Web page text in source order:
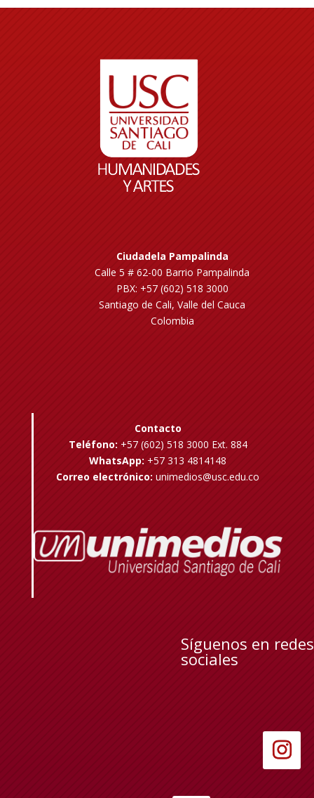
Ciudadela Pampalinda
Calle 5 # 62-00 Barrio Pampalinda
PBX: +57 (602) 518 3000
Santiago de Cali, Valle del Cauca
Colombia
Contacto
Teléfono: +57 (602) 518 3000 Ext. 884
WhatsApp: +57 313 4814148
Correo electrónico: unimedios@usc.edu.co
Síguenos en redes
sociales